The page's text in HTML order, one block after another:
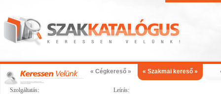
« Cégkereső » « Szakmai kereső »
Szolgáltatás: Leírás: